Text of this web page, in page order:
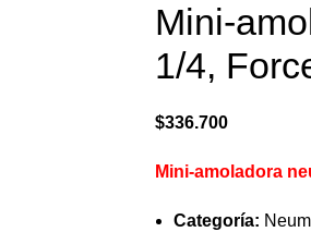
Mini-
1/4,
$336.700
Mini-amoladora
Categoría: